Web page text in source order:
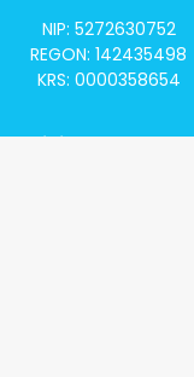
NIP: 5272630752
REGON: 142435498
KRS: 0000358654
Alivia Onkomapa